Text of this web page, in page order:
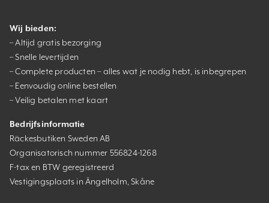
Wij bieden:
– Altijd gratis bezorging
– Snelle levertijden
– Complete producten – alles wat je nodig hebt, is inbegrepen
– Eenvoudig online bestellen
– Veilig betalen met kaart
Bedrijfsinformatie
Räckesbutiken Sweden AB
Organisatorisch nummer 556824-1268
F-tax en BTW geregistreerd
Vestigingsplaats in Ängelholm, Skåne